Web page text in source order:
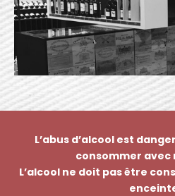
L’abus d’alcool est
consommer
L’alcool ne doit pas être